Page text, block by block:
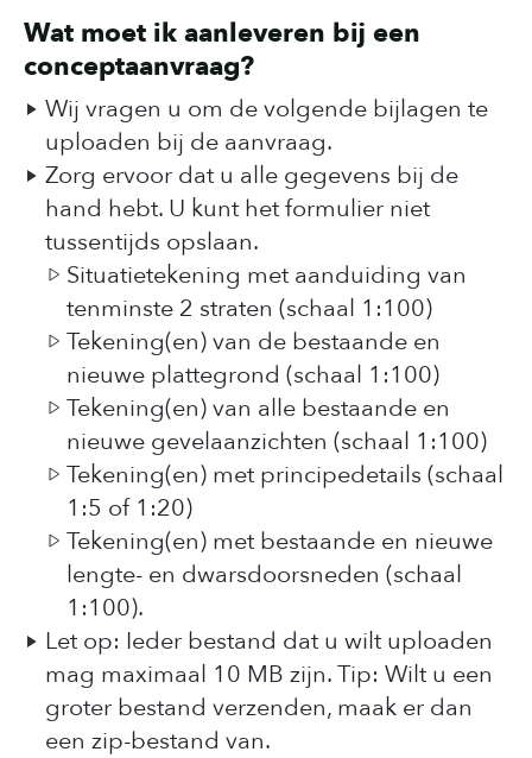
Wat moet ik aanleveren bij een
conceptaanvraag?
Wij vragen u om de volgende bijlagen te
uploaden bij de aanvraag.
Zorg ervoor dat u alle gegevens bij de
hand hebt. U kunt het formulier niet
tussentijds opslaan.
Situatietekening met aanduiding van
tenminste 2 straten (schaal 1:100)
Tekening(en) van de bestaande en
nieuwe plattegrond (schaal 1:100)
Tekening(en) van alle bestaande en
nieuwe gevelaanzichten (schaal 1:100)
Tekening(en) met principedetails (schaal
1:5 of 1:20)
Tekening(en) met bestaande en nieuwe
lengte- en dwarsdoorsneden (schaal
1:100).
Let op: Ieder bestand dat u wilt uploaden
mag maximaal 10 MB zijn. Tip: Wilt u een
groter bestand verzenden, maak er dan
een zip-bestand van.